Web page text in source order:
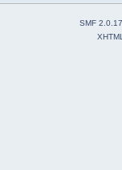
SMF 2.0.17